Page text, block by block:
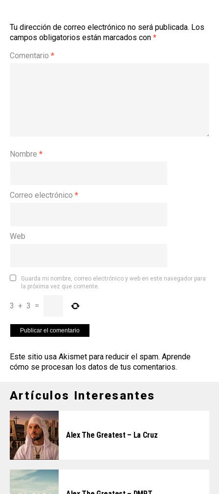
Tu dirección de correo electrónico no será publicada. Los
campos obligatorios están marcados con *
Comentario *
Nombre *
Correo electrónico *
Web
Guarda mi nombre, correo electrónico y web en este navegador para
la próxima vez que comente.
3 + 3 =
Este sitio usa Akismet para reducir el spam. Aprende
cómo se procesan los datos de tus comentarios.
Artículos Interesantes
Alex The Greatest – La Cruz